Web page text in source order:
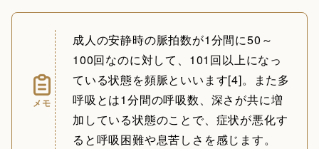
メモ
成人の安静時の脈拍数が1分間に50～
100回なのに対して、101回以上になっ
ている状態を頻脈といいます[4]。また多
呼吸とは1分間の呼吸数、深さが共に増
加している状態のことで、症状が悪化す
ると呼吸困難や息苦しさを感じます。